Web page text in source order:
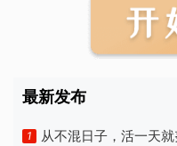
最新发布
1
从不混日子，活一天